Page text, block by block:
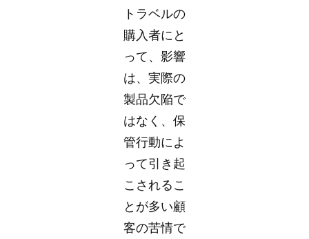
トラベルの
購入者にと
って、影響
は、実際の
製品欠陥で
はなく、保
管行動によ
って引き起
こされるこ
とが多い顧
客の苦情で